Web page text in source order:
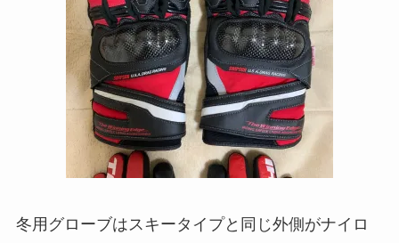
冬用グローブはスキータイプと同じ外側がナイロ